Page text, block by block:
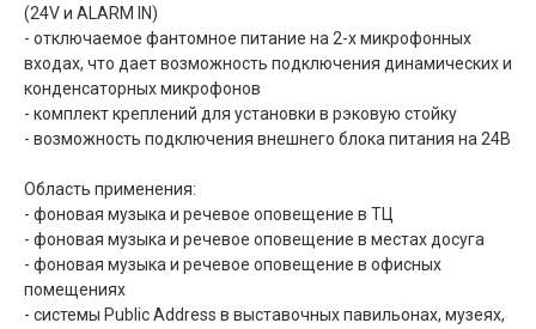
(24V и ALARM IN)
- отключаемое фантомное питание на 2-х микрофонных
входах, что дает возможность подключения динамических и
конденсаторных микрофонов
- комплект креплений для установки в рэковую стойку
- возможность подключения внешнего блока питания на 24B
Область применения:
- фоновая музыка и речевое оповещение в ТЦ
- фоновая музыка и речевое оповещение в местах досуга
- фоновая музыка и речевое оповещение в офисных
помещениях
- системы Public Address в выставочных павильонах, музеях,